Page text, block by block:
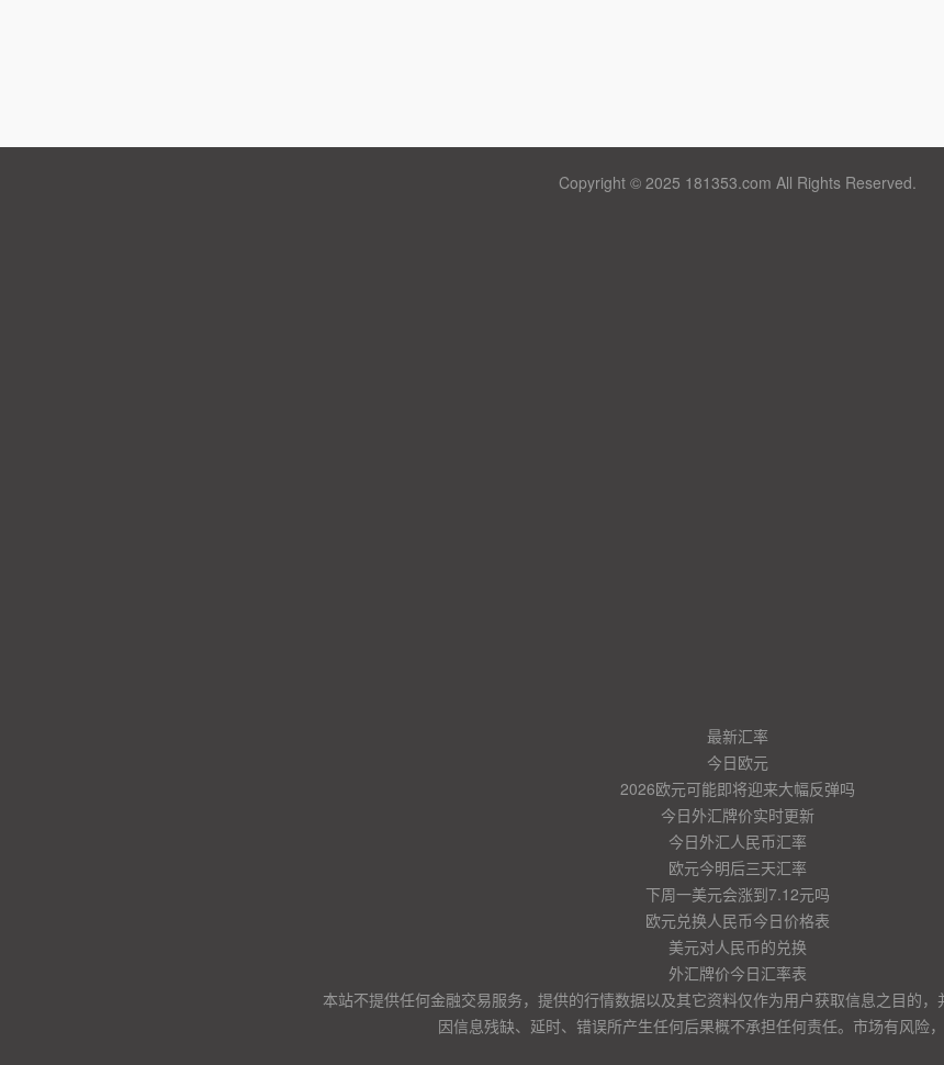
Copyright © 2025 181353.com All Rights Reserved.
最新汇率
今日欧元
2026欧元可能即将迎来大幅反弹吗
今日外汇牌价实时更新
今日外汇人民币汇率
欧元今明后三天汇率
下周一美元会涨到7.12元吗
欧元兑换人民币今日价格表
美元对人民币的兑换
外汇牌价今日汇率表
本站不提供任何金融交易服务，提供的行情数据以及其它资料仅作为用户获取信息之目的，
因信息残缺、延时、错误所产生任何后果概不承担任何责任。市场有风险，